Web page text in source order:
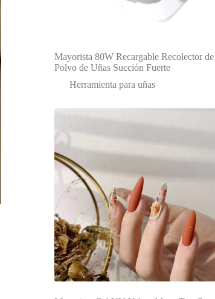
Mayorista 80W Recargable Recolector de
Polvo de Uñas Succión Fuerte
Herramienta para uñas